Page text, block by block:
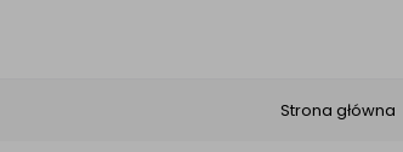
Strona główna